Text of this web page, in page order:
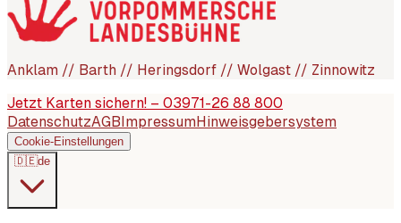
Anklam // Barth // Heringsdorf // Wolgast // Zinnowitz
Jetzt Karten sichern! – 03971-26 88 800
DatenschutzAGB ImpressumHinweisgebersystem
Cookie-Einstellungen
🇩🇪de